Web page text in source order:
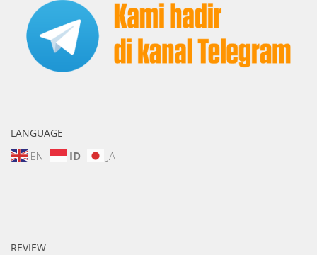
LANGUAGE
EN ID JA
REVIEW